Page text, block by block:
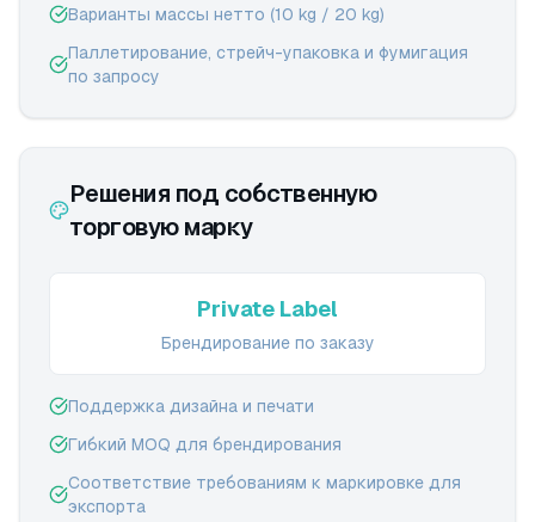
Варианты массы нетто (10 kg / 20 kg)
Паллетирование, стрейч-упаковка и фумигация
по запросу
Решения под собственную
торговую марку
Private Label
Брендирование по заказу
Поддержка дизайна и печати
Гибкий MOQ для брендирования
Соответствие требованиям к маркировке для
экспорта